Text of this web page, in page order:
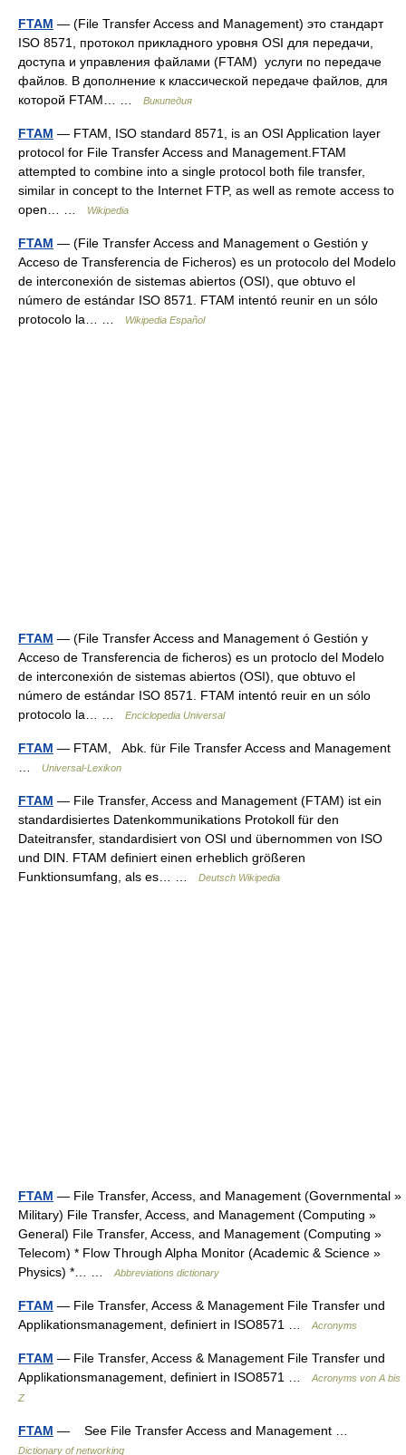
FTAM — (File Transfer Access and Management) это стандарт
ISO 8571, протокол прикладного уровня OSI для передачи,
доступа и управления файлами (FTAM) услуги по передаче
файлов. В дополнение к классической передаче файлов, для
которой FTAM… …
Википедия
FTAM — FTAM, ISO standard 8571, is an OSI Application layer
protocol for File Transfer Access and Management.FTAM
attempted to combine into a single protocol both file transfer,
similar in concept to the Internet FTP, as well as remote access to
open… …
Wikipedia
FTAM — (File Transfer Access and Management o Gestión y
Acceso de Transferencia de Ficheros) es un protocolo del Modelo
de interconexión de sistemas abiertos (OSI), que obtuvo el
número de estándar ISO 8571. FTAM intentó reunir en un sólo
protocolo la… …
Wikipedia Español
FTAM — (File Transfer Access and Management ó Gestión y
Acceso de Transferencia de ficheros) es un protoclo del Modelo
de interconexión de sistemas abiertos (OSI), que obtuvo el
número de estándar ISO 8571. FTAM intentó reuir en un sólo
protocolo la… …
Enciclopedia Universal
FTAM — FTAM, Abk. für File Transfer Access and Management
Universal-Lexikon
FTAM — File Transfer, Access and Management (FTAM) ist ein
standardisiertes Datenkommunikations Protokoll für den
Dateitransfer, standardisiert von OSI und übernommen von ISO
und DIN. FTAM definiert einen erheblich größeren
Funktionsumfang, als es… …
Deutsch Wikipedia
FTAM — File Transfer, Access, and Management (Governmental »
Military) File Transfer, Access, and Management (Computing »
General) File Transfer, Access, and Management (Computing »
Telecom) * Flow Through Alpha Monitor (Academic & Science »
Physics) *… …
Abbreviations dictionary
FTAM — File Transfer, Access & Management File Transfer und
Applikationsmanagement, definiert in ISO8571 …
Acronyms
FTAM — File Transfer, Access & Management File Transfer und
Applikationsmanagement, definiert in ISO8571 …
Acronyms von A bis
Z
FTAM — See File Transfer Access and Management …
Dictionary of networking